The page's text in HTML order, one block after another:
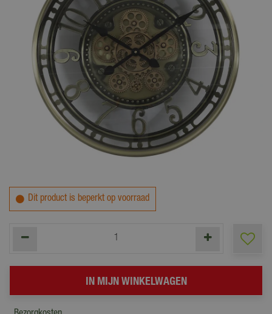
Dit product is beperkt op voorraad